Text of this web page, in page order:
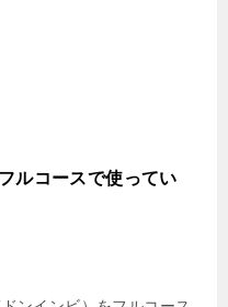
ルコースで使ってい